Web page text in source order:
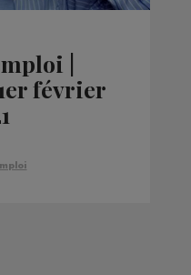
|
février